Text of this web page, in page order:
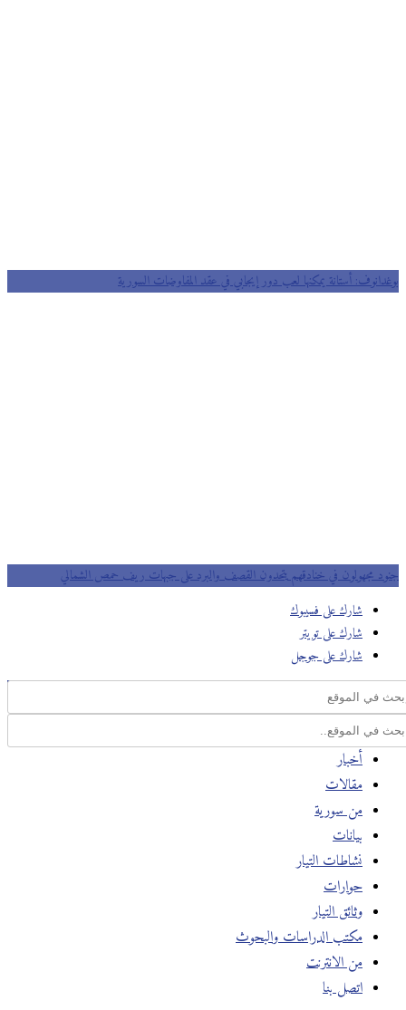
بوغدانوف: أستانة يمكنها لعب دور إيجابي في عقد المفاوضات السورية
جنود مجهولون في خنادقهم يتحدون القصف والبرد على جبهات ريف حمص الشمالي
شارك على فسيبوك
شارك على تويتر
شارك على جوجل
أخبار
مقالات
من سورية
بيانات
نشاطات التيار
حوارات
وثائق التيار
مكتب الدراسات والبحوث
من الانترنت
اتصل بنا